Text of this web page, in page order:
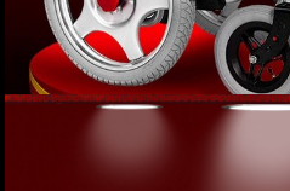
Xe lăn điện ngả gập phục
MEDICAL-1801 cao cấp